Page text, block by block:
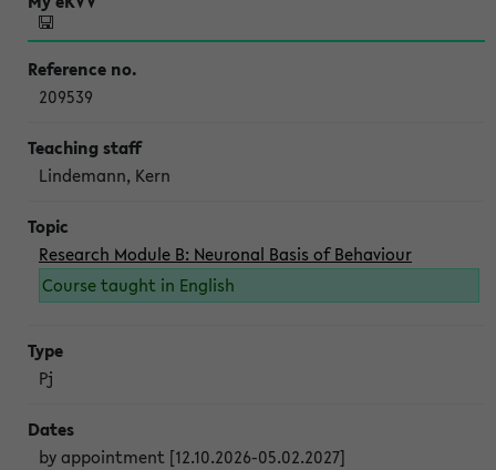
209539
Lindemann, Kern
Research Module B: Neuronal Basis of Behaviour
Course taught in English
Pj
by appointment [12.10.2026-05.02.2027]